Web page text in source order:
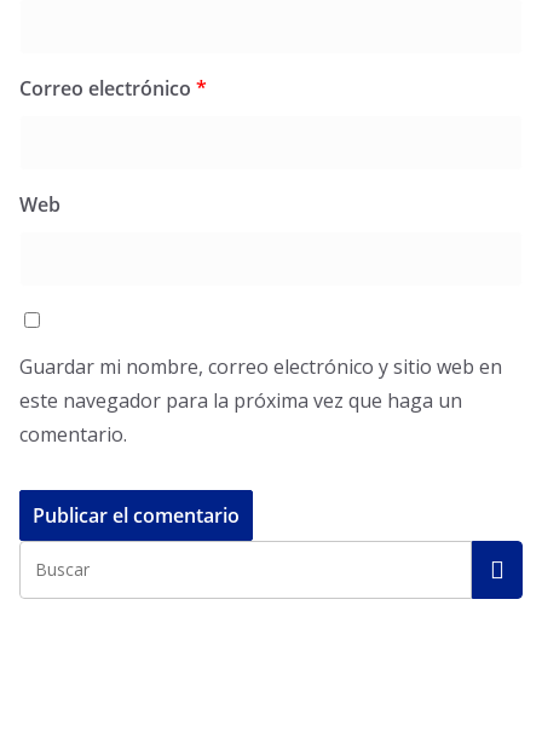
Correo electrónico *
Web
Guardar mi nombre, correo electrónico y sitio web en
este navegador para la próxima vez que haga un
comentario.